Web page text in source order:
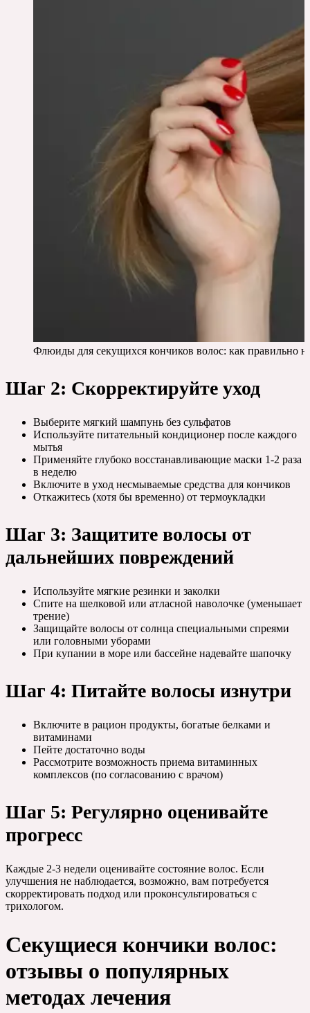
Флюиды для секущихся кончиков волос: как правильно
Шаг 2: Скорректируйте уход
Выберите мягкий шампунь без сульфатов
Используйте питательный кондиционер после каждого
мытья
Применяйте глубоко восстанавливающие маски 1-2 раза
в неделю
Включите в уход несмываемые средства для кончиков
Откажитесь (хотя бы временно) от термоукладки
Шаг 3: Защитите волосы от
дальнейших повреждений
Используйте мягкие резинки и заколки
Спите на шелковой или атласной наволочке (уменьшает
трение)
Защищайте волосы от солнца специальными спреями
или головными уборами
При купании в море или бассейне надевайте шапочку
Шаг 4: Питайте волосы изнутри
Включите в рацион продукты, богатые белками и
витаминами
Пейте достаточно воды
Рассмотрите возможность приема витаминных
комплексов (по согласованию с врачом)
Шаг 5: Регулярно оценивайте
прогресс
Каждые 2-3 недели оценивайте состояние волос. Если
улучшения не наблюдается, возможно, вам потребуется
скорректировать подход или проконсультироваться с
трихологом.
Секущиеся кончики волос:
отзывы о популярных
методах лечения